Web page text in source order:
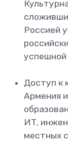
Россией
успешной
Доступ к
Армения
ИТ,
местных